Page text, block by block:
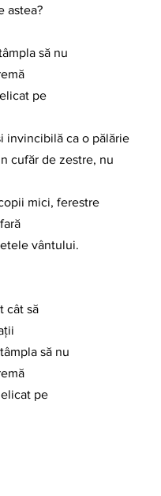
astea?
să nu
pe
invincibilă ca o pălărie
cufăr de zestre, nu
mici, ferestre
vântului.
cât să
să nu
pe